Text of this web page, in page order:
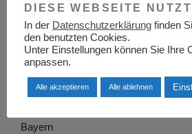
Arbeitszeugnis
Baden-Württemberg
Bayern
DIESE WEBSEITE
In der Datenschutzerklärung finden
den benutzten Cookies.
Unter Einstellungen können Sie Ihre
anpassen.
Alle akzeptieren Alle ablehnen